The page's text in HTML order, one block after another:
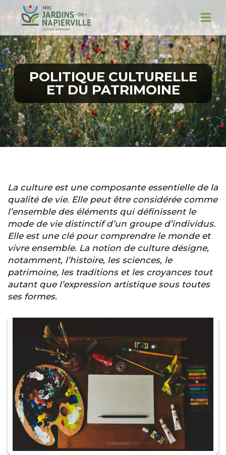
POLITIQUE CULTURELLE
ET DU PATRIMOINE
La culture est une composante essentielle de la
qualité de vie. Elle peut être considérée comme
l’ensemble des éléments qui définissent le
mode de vie distinctif d’un groupe d’individus.
Elle est une clé pour comprendre le monde et
vivre ensemble. La notion de culture désigne,
notamment, l’histoire, les sciences, le
patrimoine, les traditions et les croyances tout
autant que l’expression artistique sous toutes
ses formes.